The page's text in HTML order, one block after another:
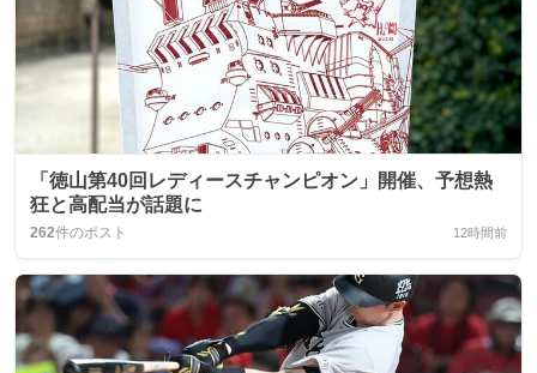
「徳山第40回レディースチャンピオン」開催、予想熱
狂と高配当が話題に
262件のポスト 12時間前